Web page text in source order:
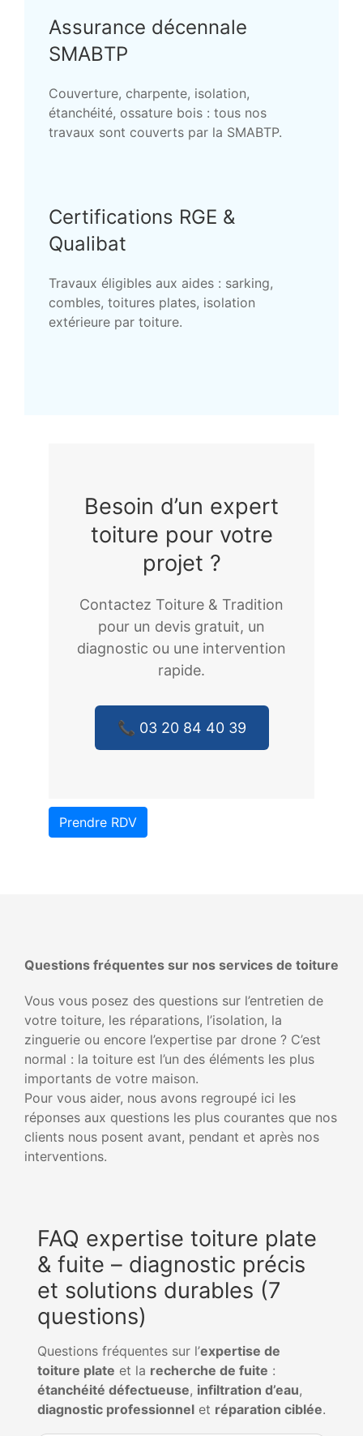
Assurance décennale
SMABTP
Couverture, charpente, isolation,
étanchéité, ossature bois : tous nos
travaux sont couverts par la SMABTP.
Certifications RGE &
Qualibat
Travaux éligibles aux aides : sarking,
combles, toitures plates, isolation
extérieure par toiture.
Besoin d’un expert
toiture pour votre
projet ?
Contactez Toiture & Tradition
pour un devis gratuit, un
diagnostic ou une intervention
rapide.
📞 03 20 84 40 39
Prendre RDV
Questions fréquentes sur nos services de toiture
Vous vous posez des questions sur l’entretien de
votre toiture, les réparations, l’isolation, la
zinguerie ou encore l’expertise par drone ? C’est
normal : la toiture est l’un des éléments les plus
importants de votre maison.
Pour vous aider, nous avons regroupé ici les
réponses aux questions les plus courantes que nos
clients nous posent avant, pendant et après nos
interventions.
FAQ expertise toiture plate
& fuite – diagnostic précis
et solutions durables (7
questions)
Questions fréquentes sur l’expertise de
toiture plate et la recherche de fuite :
étanchéité défectueuse, infiltration d’eau,
diagnostic professionnel et réparation ciblée.